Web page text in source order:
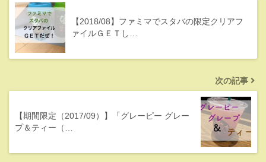
【2018/08】ファミマでスタバの限定クリアフ
ァイルＧＥＴし…
次の記事
【期間限定（2017/09）】「グレーピー グレー
プ＆ティー（…